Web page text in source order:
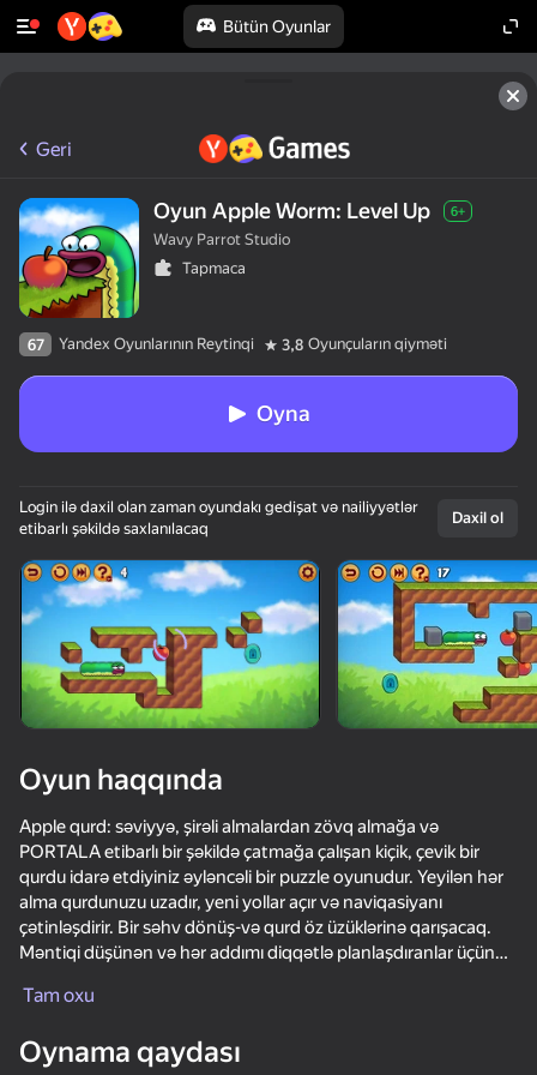
Bütün Oyunlar
Cihazı döndərin
Oyun yalnız üfüqi
rejimdə işləyir
We Become What We Behold
Sausage Flip
Yüklənir
Geri
Oyun Apple Worm: Level Up 6+
Wavy Parrot Studio
Tapmaca
67 Yandex Oyunlarının Reytinqi 3,8 Oyunçuların qiyməti
Oyna
Login ilə daxil olan zaman oyundakı gedişat və nailiyyətlər
etibarlı şəkildə saxlanılacaq
Daxil ol
Oyun haqqında
Apple qurd: səviyyə, şirəli almalardan zövq almağa və
PORTALA etibarlı bir şəkildə çatmağa çalışan kiçik, çevik bir
qurdu idarə etdiyiniz əyləncəli bir puzzle oyunudur. Yeyilən hər
alma qurdunuzu uzadır, yeni yollar açır və naviqasiyanı
çətinləşdirir. Bir səhv dönüş-və qurd öz üzüklərinə qarışacaq.
Məntiqi düşünən və hər addımı diqqətlə planlaşdıranlar üçün
Dünyanın hər yerindən istifadəçilər tərəfindən yaradılan
Tam oxu
Oynama qaydası